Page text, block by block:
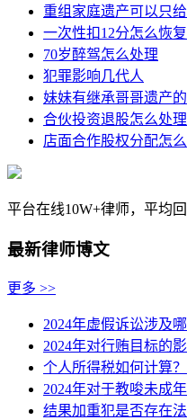
重组家庭遗产可以只
一次性扣12分怎么恢
70岁醉驾怎么处理
犯罪影响几代人
妹妹有继承哥哥遗产
合伙投资退股怎么处
店面合作股权分配怎
平台在线10W+律师，平均
最新律师博文
更多 >>
2024年虚假诉讼涉及
2024年对行贿目标的
个人所得税如何计算？
2024年对于教唆未成
结果加重犯是否存在